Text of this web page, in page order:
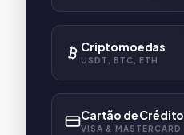
Criptomoedas
USDT, BTC, ETH
Cartão de Crédito
VISA & MASTERCARD